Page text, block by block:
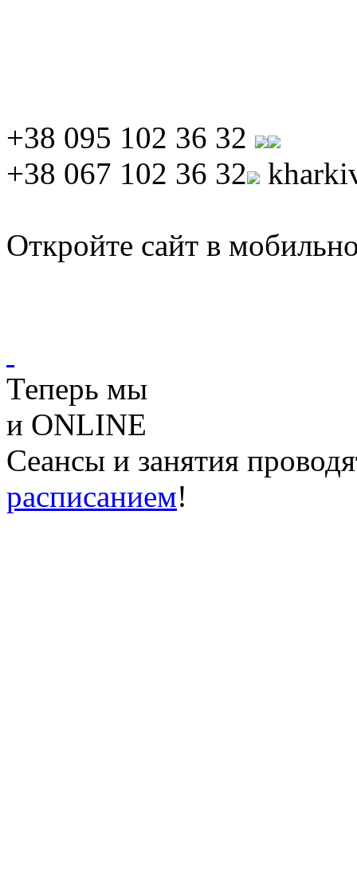
+38 095 102 36 32
+38 067 102 36 32
Откройте сайт в
Теперь мы
и ONLINE
Сеансы и занятия
расписанием!